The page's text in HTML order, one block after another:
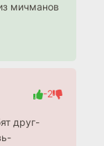
мичманов
-2
друг-